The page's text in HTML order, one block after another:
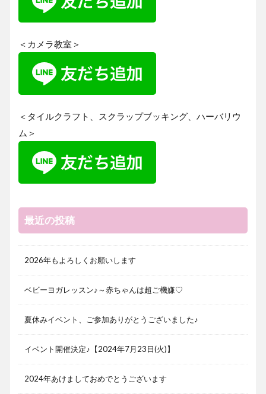
＜カメラ教室＞
＜タイルクラフト、スクラップブッキング、ハーバリウ
ム＞
最近の投稿
2026年もよろしくお願いします
ベビーヨガレッスン♪～赤ちゃんは超ご機嫌♡
夏休みイベント、ご参加ありがとうございました♪
イベント開催決定♪【2024年7月23日(火)】
2024年あけましておめでとうございます